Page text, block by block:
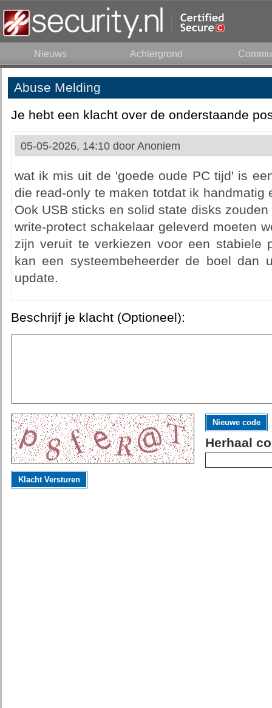
Nieuws Achtergrond
Abuse Melding
Je hebt een klacht over de onderstaande
05-05-2026, 14:10 door Anoniem
wat ik mis uit de 'goede oude PC tijd' is
die read-only te maken totdat ik handmatig
Ook USB sticks en solid state disks
write-protect schakelaar geleverd moeten
zijn veruit te verkiezen voor een stabiele
kan een systeembeheerder de boel dan
update.
Beschrijf je klacht (Optioneel):
Nieuwe code
Herhaal
Klacht Versturen